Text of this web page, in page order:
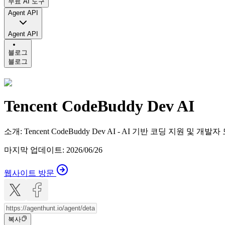
Agent API
Agent API
블로그
블로그
Tencent CodeBuddy Dev AI
소개 : Tencent CodeBuddy Dev AI - AI 기반 코딩 지원 및 개발자
마지막 업데이트: 2026/06/26
웹사이트 방문
복사